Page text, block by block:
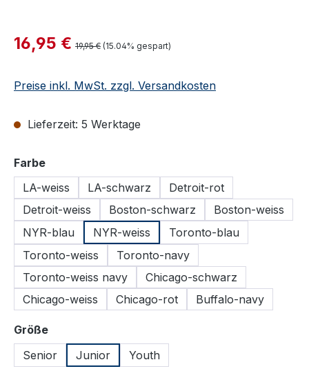
Verkaufspreis:
16,95 € Regulärer Preis:
19,95 € (15.04% gespart)
Preise inkl. MwSt. zzgl. Versandkosten
Lieferzeit: 5 Werktage
Farbeauswählen
LA-weiss
LA-schwarz
Detroit-rot
Detroit-weiss
Boston-schwarz
Boston-weiss
NYR-blau
NYR-weiss
Toronto-blau
Toronto-weiss
Toronto-navy
Toronto-weiss navy
Chicago-schwarz
Chicago-weiss
Chicago-rot Buffalo-navy
Größeauswählen
Senior
Junior Youth